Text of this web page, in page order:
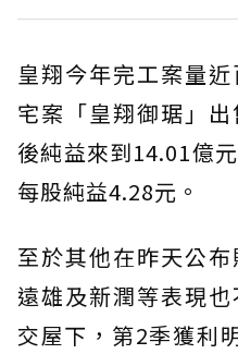
皇翔今年完工案量
宅案「皇翔御琚」
後純益來到14.01億
每股純益4.28元。
至於其他在昨天公
遠雄及新潤等表現
交屋下，第2季獲利